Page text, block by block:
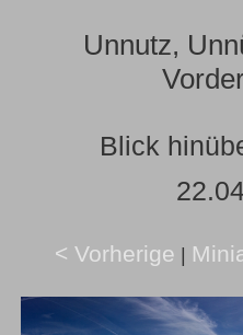
Unnutz,
Blick
< Vorherige |